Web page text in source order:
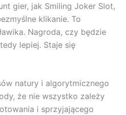
gier, jak Smiling Joker Slot,
klikanie. To
Nagroda, czy będzie
lepiej. Staje się
natury i algorytmicznego
że nie wszystko zależy
i sprzyjającego